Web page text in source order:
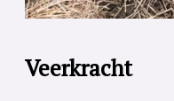
Veerkracht